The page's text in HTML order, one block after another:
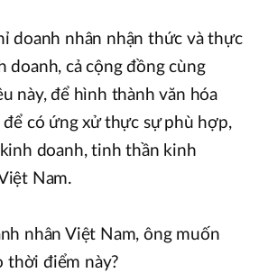
doanh nhân nhận thức và thực
doanh, cả cộng đồng cùng
này, để hình thành văn hóa
có ứng xử thực sự phù hợp,
doanh, tinh thần kinh
Nam.
nhân Việt Nam, ông muốn
thời điểm này?